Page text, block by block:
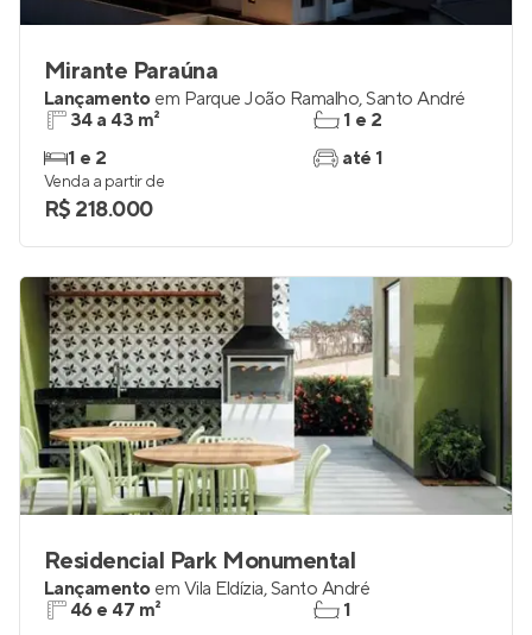
Mirante Paraúna
Lançamento em Parque João Ramalho,Santo André
34 a 43 m²
1 e 2
1 e 2
até 1
Venda a partir de
R$ 218.000
Residencial Park Monumental
Lançamento em Vila Eldízia,Santo André
46 e 47 m²
1